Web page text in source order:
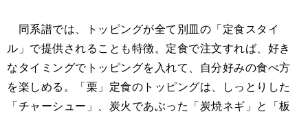
同系譜では、トッピングが全て別皿の「定食スタイ
ル」で提供されることも特徴。定食で注文すれば、好き
なタイミングでトッピングを入れて、自分好みの食べ方
を楽しめる。「栗」定食のトッピングは、しっとりした
「チャーシュー」、炭火であぶった「炭焼ネギ」と「板